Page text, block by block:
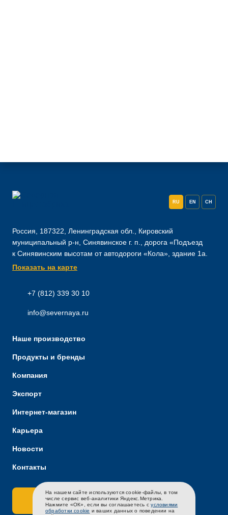
EN CH
RU EN CH
Россия, 187322, Ленинградская обл., Кировский
муниципальный р-н, Синявинское г. п., дорога «Подъезд
к Синявинским высотам от автодороги «Кола», здание 1а.
Показать на карте
+7 (812) 339 30 10
info@severnaya.ru
Наше производство
Продукты и бренды
Компания
Экспорт
Интернет-магазин
Карьера
Новости
Контакты
Связаться с нами
На нашем сайте используются cookie-файлы, в том
числе сервис веб-аналитики Яндекс.Метрика.
Нажмите «ОК», если вы соглашаетесь сусловиями
обработки cookie и ваших данных о поведении на